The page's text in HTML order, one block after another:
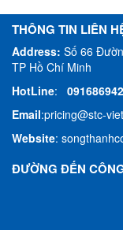
THÔNG TIN LIÊN
Address:Số 66
TP Hồ Chí Minh
HotLine:
Email:pricing@stc-
Website:
ĐƯỜNG ĐẾN